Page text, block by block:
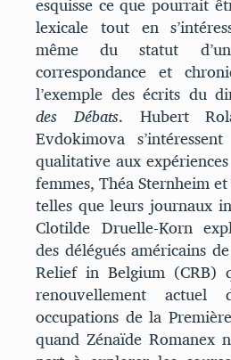
lexicale tout en
même du statut
correspondance et
l’exemple des écrits du
des Débats. Hubert
Evdokimova
qualitative aux
femmes, Théa Sternheim
telles que leurs journaux
Clotilde Druelle-Korn
des délégués américains
Relief in Belgium (CRB)
renouvellement actuel
occupations de la
quand Zénaïde Romanex